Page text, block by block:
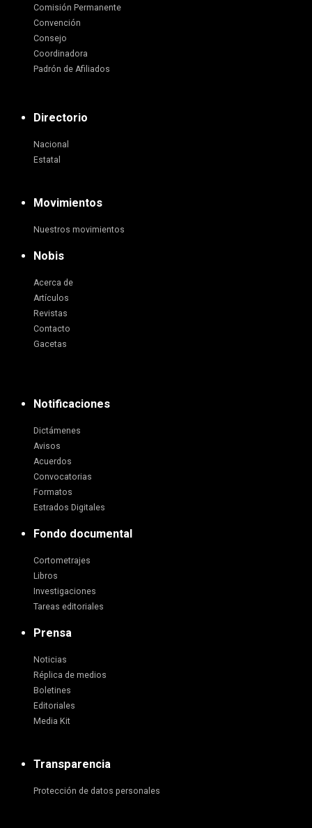
Comisión Permanente
Convención
Consejo
Coordinadora
Padrón de Afiliados
Directorio
Nacional
Estatal
Movimientos
Nuestros movimientos
Nobis
Acerca de
Artículos
Revistas
Contacto
Gacetas
Notificaciones
Dictámenes
Avisos
Acuerdos
Convocatorias
Formatos
Estrados Digitales
Fondo documental
Cortometrajes
Libros
Investigaciones
Tareas editoriales
Prensa
Noticias
Réplica de medios
Boletines
Editoriales
Media Kit
Transparencia
Protección de datos personales